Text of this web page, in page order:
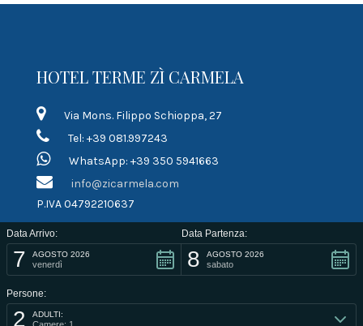
HOTEL TERME ZÌ CARMELA
Via Mons. Filippo Schioppa, 27
Tel: +39 081.997243
WhatsApp: +39 350 5941663
info@zicarmela.com
P.IVA 04792210637
LINK RAPIDI
Termini di contratto
Informativa sulla privacy
Informativa sui cookie
Data Arrivo:
7 AGOSTO 2026
venerdì
Data Partenza:
8 AGOSTO 2026
sabato
Persone:
2 ADULTI: